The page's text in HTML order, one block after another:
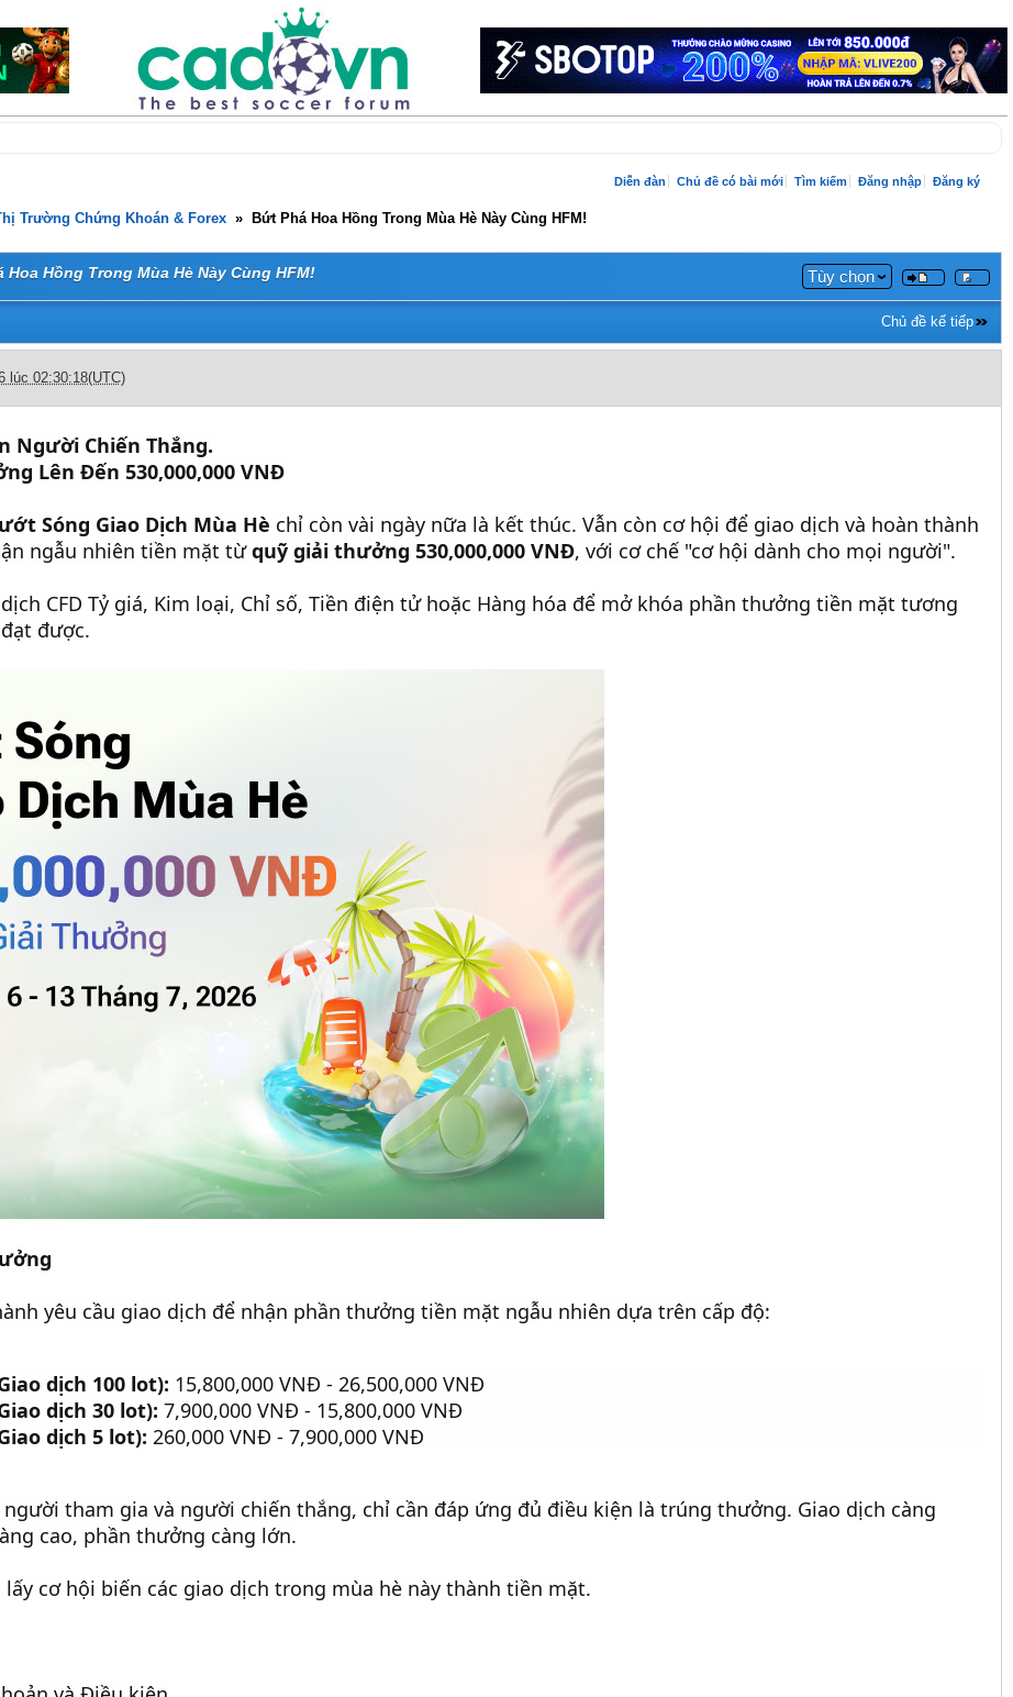
Diễn đàn Chủ đề có bài mới Tìm kiếm Đăng nhập Đăng ký
Trường Chứng Khoán & Forex » Bứt Phá Hoa Hồng Trong Mùa Hè Này Cùng HFM!
Hoa Hồng Trong Mùa Hè Này Cùng HFM! Tùy chọn
Chủ đề kế tiếp
lúc 02:30:18(UTC)
Người Chiến Thắng.
Lên Đến 530,000,000 VNĐ
Sóng Giao Dịch Mùa Hè chỉ còn vài ngày nữa là kết thúc. Vẫn còn cơ hội để giao dịch và hoàn thành
ngẫu nhiên tiền mặt từquỹ giải thưởng 530,000,000 VNĐ, với cơ chế "cơ hội dành cho mọi người".
CFD Tỷ giá, Kim loại, Chỉ số, Tiền điện tử hoặc Hàng hóa để mở khóa phần thưởng tiền mặt tương
được.
yêu cầu giao dịch để nhận phần thưởng tiền mặt ngẫu nhiên dựa trên cấp độ:
dịch 100 lot): 15,800,000 VNĐ - 26,500,000 VNĐ
dịch 30 lot): 7,900,000 VNĐ - 15,800,000 VNĐ
dịch 5 lot): 260,000 VNĐ - 7,900,000 VNĐ
tham gia và người chiến thắng, chỉ cần đáp ứng đủ điều kiện là trúng thưởng. Giao dịch càng
cao, phần thưởng càng lớn.
cơ hội biến các giao dịch trong mùa hè này thành tiền mặt.